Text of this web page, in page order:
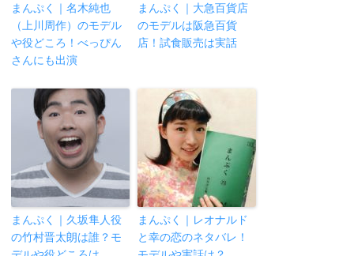
まんぷく｜名木純也
（上川周作）のモデル
や役どころ！べっぴん
さんにも出演
まんぷく｜大急百貨店
のモデルは阪急百貨
店！試食販売は実話
まんぷく｜久坂隼人役
の竹村晋太朗は誰？モ
まんぷく｜レオナルド
と幸の恋のネタバレ！